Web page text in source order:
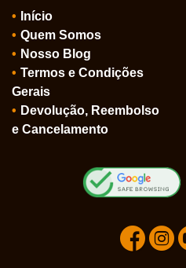
Início
Quem Somos
Nosso Blog
Termos e Condições
Gerais
Devolução, Reembolso
e Cancelamento